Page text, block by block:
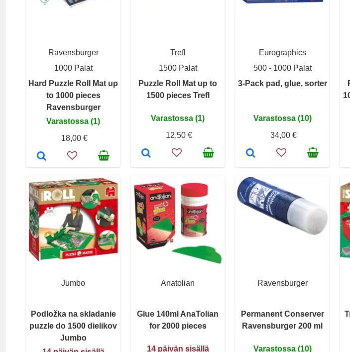
Ravensburger
1000 Palat
Hard Puzzle Roll Mat up
to 1000 pieces
Ravensburger
Varastossa (1)
18,00 €
Trefl
1500 Palat
Puzzle Roll Mat up to
1500 pieces Trefl
Varastossa (1)
12,50 €
Eurographics
500 - 1000 Palat
3-Pack pad, glue, sorter
Varastossa (10)
34,00 €
Jumbo
Podložka na skladanie
puzzle do 1500 dielikov
Jumbo
Anatolian
Glue 140ml AnaTolian
for 2000 pieces
14 päivän sisällä
Ravensburger
Permanent Conserver
Ravensburger 200 ml
Varastossa (10)